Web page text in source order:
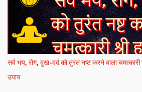
सर्व भय, रोग, दुख-दर्द को तुरंत नष्ट करने वाला
उपाय